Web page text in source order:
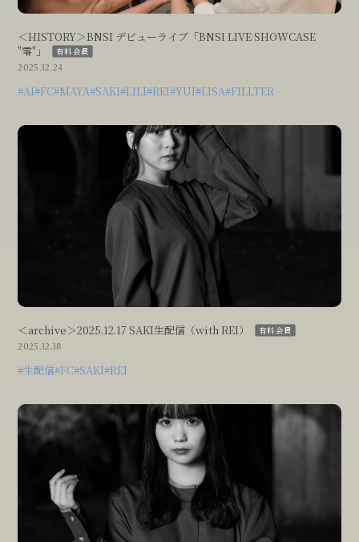
＜HISTORY＞BNSI デビューライブ「BNSI LIVE SHOWCASE
"零"」
有料会員
2025.12.24
#AI#FC#MAYA#SAKI#LILI#REI#YUI#LISA#FILLTER
＜archive＞2025.12.17 SAKI生配信（with REI） 有料会員
2025.12.18
#生配信#FC#SAKI#REI